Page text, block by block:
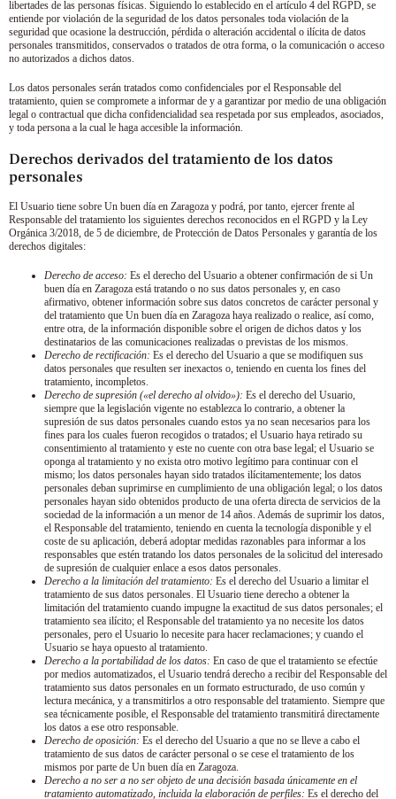
libertades de las personas físicas. Siguiendo lo establecido en el artículo 4 del RGPD, se
entiende por violación de la seguridad de los datos personales toda violación de la
seguridad que ocasione la destrucción, pérdida o alteración accidental o ilícita de datos
personales transmitidos, conservados o tratados de otra forma, o la comunicación o acceso
no autorizados a dichos datos.
Los datos personales serán tratados como confidenciales por el Responsable del
tratamiento, quien se compromete a informar de y a garantizar por medio de una obligación
legal o contractual que dicha confidencialidad sea respetada por sus empleados, asociados,
y toda persona a la cual le haga accesible la información.
Derechos derivados del tratamiento de los datos
personales
El Usuario tiene sobre Un buen día en Zaragoza y podrá, por tanto, ejercer frente al
Responsable del tratamiento los siguientes derechos reconocidos en el RGPD y la Ley
Orgánica 3/2018, de 5 de diciembre, de Protección de Datos Personales y garantía de los
derechos digitales:
Derecho de acceso: Es el derecho del Usuario a obtener confirmación de si Un
buen día en Zaragoza está tratando o no sus datos personales y, en caso
afirmativo, obtener información sobre sus datos concretos de carácter personal y
del tratamiento que Un buen día en Zaragoza haya realizado o realice, así como,
entre otra, de la información disponible sobre el origen de dichos datos y los
destinatarios de las comunicaciones realizadas o previstas de los mismos.
Derecho de rectificación: Es el derecho del Usuario a que se modifiquen sus
datos personales que resulten ser inexactos o, teniendo en cuenta los fines del
tratamiento, incompletos.
Derecho de supresión («el derecho al olvido»): Es el derecho del Usuario,
siempre que la legislación vigente no establezca lo contrario, a obtener la
supresión de sus datos personales cuando estos ya no sean necesarios para los
fines para los cuales fueron recogidos o tratados; el Usuario haya retirado su
consentimiento al tratamiento y este no cuente con otra base legal; el Usuario se
oponga al tratamiento y no exista otro motivo legítimo para continuar con el
mismo; los datos personales hayan sido tratados ilícitamentemente; los datos
personales deban suprimirse en cumplimiento de una obligación legal; o los datos
personales hayan sido obtenidos producto de una oferta directa de servicios de la
sociedad de la información a un menor de 14 años. Además de suprimir los datos,
el Responsable del tratamiento, teniendo en cuenta la tecnología disponible y el
coste de su aplicación, deberá adoptar medidas razonables para informar a los
responsables que estén tratando los datos personales de la solicitud del interesado
de supresión de cualquier enlace a esos datos personales.
Derecho a la limitación del tratamiento: Es el derecho del Usuario a limitar el
tratamiento de sus datos personales. El Usuario tiene derecho a obtener la
limitación del tratamiento cuando impugne la exactitud de sus datos personales; el
tratamiento sea ilícito; el Responsable del tratamiento ya no necesite los datos
personales, pero el Usuario lo necesite para hacer reclamaciones; y cuando el
Usuario se haya opuesto al tratamiento.
Derecho a la portabilidad de los datos: En caso de que el tratamiento se efectúe
por medios automatizados, el Usuario tendrá derecho a recibir del Responsable del
tratamiento sus datos personales en un formato estructurado, de uso común y
lectura mecánica, y a transmitirlos a otro responsable del tratamiento. Siempre que
sea técnicamente posible, el Responsable del tratamiento transmitirá directamente
los datos a ese otro responsable.
Derecho de oposición: Es el derecho del Usuario a que no se lleve a cabo el
tratamiento de sus datos de carácter personal o se cese el tratamiento de los
mismos por parte de Un buen día en Zaragoza.
Derecho a no ser a no ser objeto de una decisión basada únicamente en el
tratamiento automatizado, incluida la elaboración de perfiles: Es el derecho del